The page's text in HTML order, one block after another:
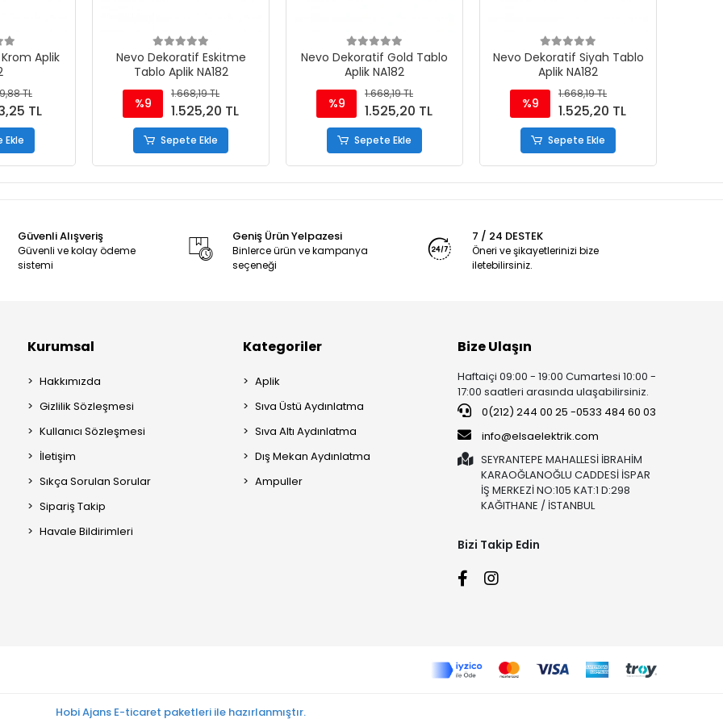
Aplik
TL
TL
Ekle
Nevo Dekoratif Eskitme
Tablo Aplik NA182
%9
1.668,19 TL
1.525,20 TL
Sepete Ekle
Nevo Dekoratif Gold Tablo
Aplik NA182
%9
1.668,19 TL
1.525,20 TL
Sepete Ekle
Nevo Dekoratif Siyah Tablo
Aplik NA182
%9
1.668,19 TL
1.525,20 TL
Sepete Ekle
Güvenli Alışveriş
Güvenli ve kolay ödeme
sistemi
Geniş Ürün Yelpazesi
Binlerce ürün ve kampanya
seçeneği
7 / 24 DESTEK
Öneri ve şikayetlerinizi bize
iletebilirsiniz.
Kurumsal
Hakkımızda
Gizlilik Sözleşmesi
Kullanıcı Sözleşmesi
İletişim
Sıkça Sorulan Sorular
Sipariş Takip
Havale Bildirimleri
Kategoriler
Aplik
Sıva Üstü Aydınlatma
Sıva Altı Aydınlatma
Dış Mekan Aydınlatma
Ampuller
Bize Ulaşın
Haftaiçi 09:00 - 19:00 Cumartesi 10:00 -
17:00 saatleri arasında ulaşabilirsiniz.
0(212) 244 00 25 -0533 484 60 03
info@elsaelektrik.com
SEYRANTEPE MAHALLESİ İBRAHİM
KARAOĞLANOĞLU CADDESİ İSPAR
İŞ MERKEZİ NO:105 KAT:1 D:298
KAĞITHANE / İSTANBUL
Bizi Takip Edin
Hobi Ajans E-ticaret paketleri ile hazırlanmıştır.